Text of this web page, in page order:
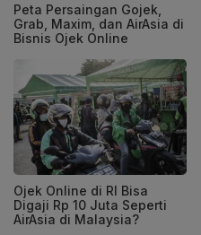
Peta Persaingan Gojek,
Grab, Maxim, dan AirAsia di
Bisnis Ojek Online
Ojek Online di RI Bisa
Digaji Rp 10 Juta Seperti
AirAsia di Malaysia?